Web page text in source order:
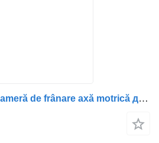
Тормозная камера Cameră de frânare axă motrică для грузовика Scania – Coduri echivalente: 2147775, 1912986, 1802657, 1734996, 1427480, 1424306, 1527365